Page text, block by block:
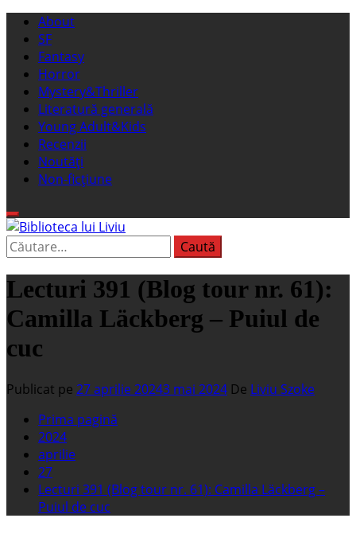
Sari
conținut
Meniu
principal
About
SF
Fantasy
Horror
Mystery&Thriller
Literatură generală
Young Adult&Kids
Recenzii
Noutăți
Non-ficțiune
Biblioteca lui Liviu
Fostul blog FanSF
Caută
după:
Lecturi 391 (Blog tour nr. 61):
Camilla Läckberg – Puiul de
cuc
Publicat pe 27 aprilie 20243 mai 2024 De Liviu Szoke
Prima pagină
2024
aprilie
27
Lecturi 391 (Blog tour nr. 61): Camilla Läckberg –
Puiul de cuc